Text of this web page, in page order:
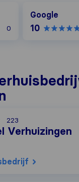
0
Google
10
223
Verhuizingen